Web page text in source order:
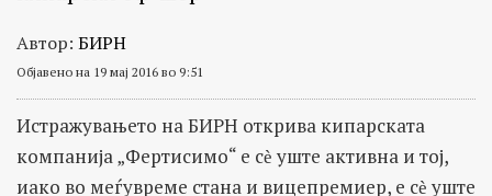
Автор: БИРН
Објавено на 19 мај 2016 во 9:51
Истражувањето на БИРН открива кипарската
компанија „Фертисимо“ е сѐ уште активна и тој,
иако во меѓувреме стана и вицепремиер, е сѐ уште